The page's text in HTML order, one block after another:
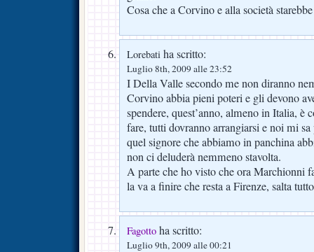
Cosa che a Corvino e alla società
Lorebati ha scritto:
Luglio 8th, 2009 alle 23:52
I Della Valle secondo me non diranno
Corvino abbia pieni poteri e gli devono
spendere, quest’anno, almeno in Italia, è
fare, tutti dovranno arrangiarsi e noi mi
quel signore che abbiamo in panchina
non ci deluderà nemmeno stavolta.
A parte che ho visto che ora Marchionni
la va a finire che resta a Firenze, salta
Fagotto ha scritto:
Luglio 9th, 2009 alle 00:21